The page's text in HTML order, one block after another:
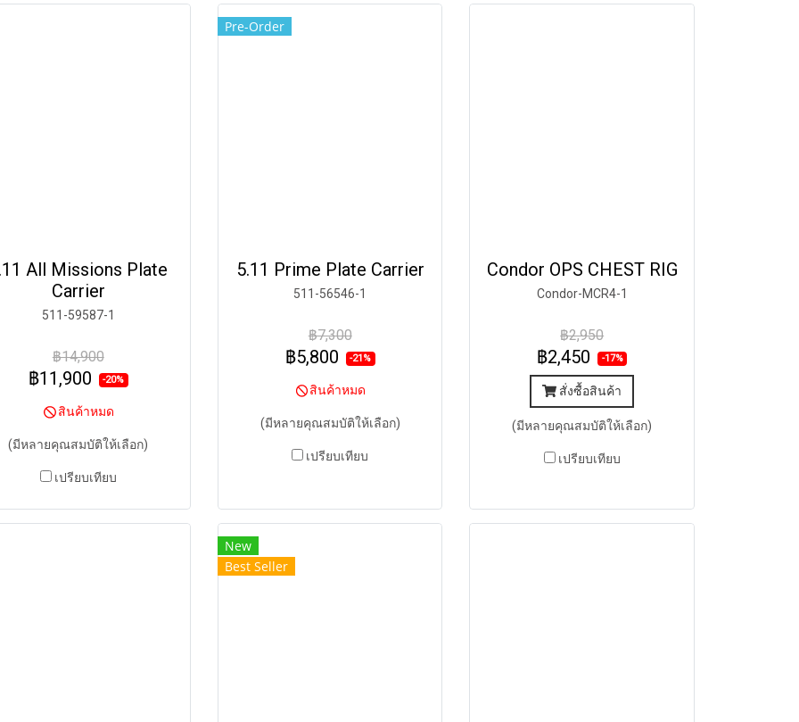
All Missions Plate
Carrier
511-59587-1
฿14,900
฿11,900 -20%
สินค้าหมด
(มีหลายคุณสมบัติให้เลือก)
เปรียบเทียบ
Pre-Order
5.11 Prime Plate Carrier
511-56546-1
฿7,300
฿5,800 -21%
สินค้าหมด
(มีหลายคุณสมบัติให้เลือก)
เปรียบเทียบ
Condor OPS CHEST RIG
Condor-MCR4-1
฿2,950
฿2,450 -17%
สั่งซื้อสินค้า
(มีหลายคุณสมบัติให้เลือก)
เปรียบเทียบ
New
Best Seller